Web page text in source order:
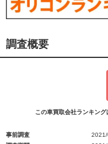
調査概要
この車買取会社ランキング
事前調査